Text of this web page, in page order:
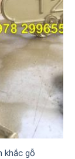
khắc gỗ